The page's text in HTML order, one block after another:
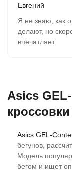
Евгений
Я не знаю, как
делают, но
впечатляет.
К качеству
полёт
четвёртую пару.
Asics
Asics GEL-
бегунов,
Модель
бегом и ищет